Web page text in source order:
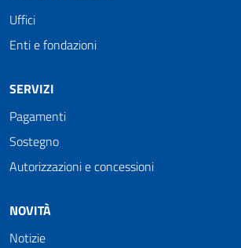
Uffici
Enti e fondazioni
SERVIZI
Pagamenti
Sostegno
Autorizzazioni e concessioni
NOVITÀ
Notizie